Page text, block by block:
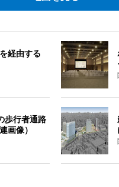
経由する
歩行者通路
画像）